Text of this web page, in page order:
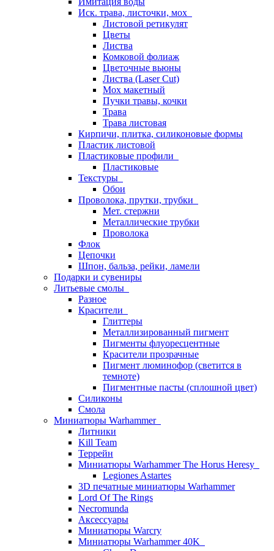
Иск. трава, листочки, мох
Листовой ретикулят
Цветы
Листва
Комковой фолиаж
Цветочные вьюны
Листва (Laser Cut)
Мох макетный
Пучки травы, кочки
Трава
Трава листовая
Кирпичи, плитка, силиконовые формы
Пластик листовой
Пластиковые профили
Пластиковые
Текстуры
Обои
Проволока, прутки, трубки
Мет. стержни
Металлические трубки
Проволока
Флок
Цепочки
Шпон, бальза, рейки, ламели
Подарки и сувениры
Литьевые смолы
Разное
Красители
Глиттеры
Металлизированный пигмент
Пигменты флуоресцентные
Красители прозрачные
Пигмент люминофор (светится в
темноте)
Пигментные пасты (сплошной цвет)
Силиконы
Смола
Миниатюры Warhammer
Литники
Kill Team
Террейн
Миниатюры Warhammer The Horus Heresy
Legiones Astartes
3D печатные миниатюры Warhammer
Lord Of The Rings
Necromunda
Аксессуары
Миниатюры Warcry
Миниатюры Warhammer 40K